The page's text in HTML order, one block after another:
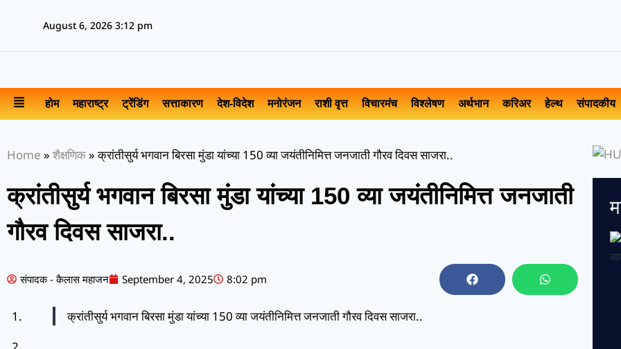
August 6, 2026 3:12 pm
होम महाराष्ट्र ट्रेंडिंग सत्ताकारण देश-विदेश मनोरंजन राशी वृत्त विचारमंच विश्लेषण अर्थभान करिअर हेल्थ संपादकीय
Home » शैक्षणिक»क्रांतीसुर्य भगवान बिरसा मुंडा यांच्या 150 व्या जयंतीनिमित्त जनजाती गौरव दिवस साजरा..
क्रांतीसुर्य भगवान बिरसा मुंडा यांच्या 150 व्या जयंतीनिमित्त जनजाती
गौरव दिवस साजरा..
संपादक - कैलास महाजन September 4, 2025 8:02 pm
क्रांतीसुर्य भगवान बिरसा मुंडा यांच्या 150 व्या जयंतीनिमित्त जनजाती गौरव दिवस साजरा..